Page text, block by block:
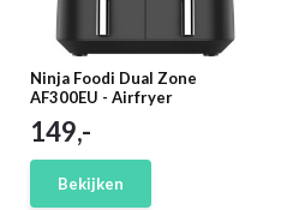
Ninja Foodi Dual Zone
AF300EU - Airfryer
149,-
Bekijken